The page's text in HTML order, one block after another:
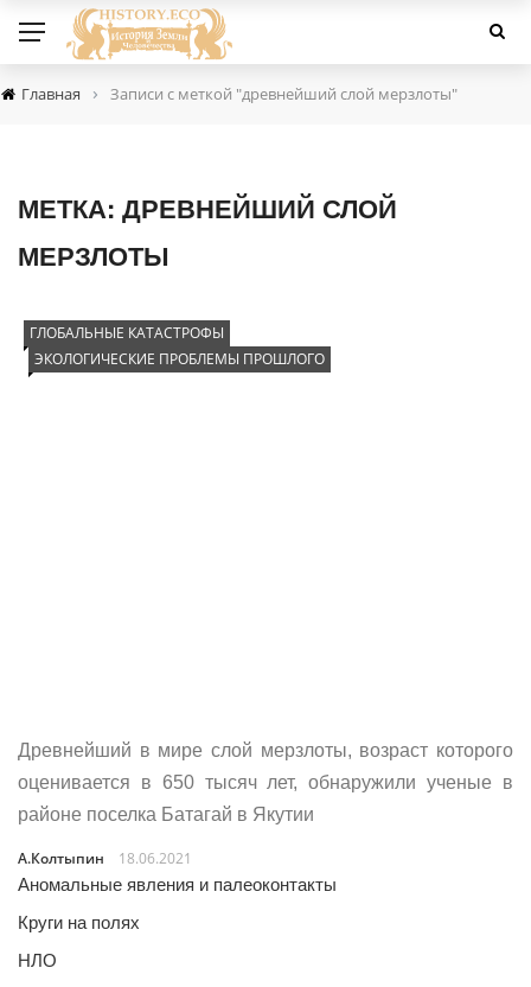
Главная › Записи с меткой "древнейший слой мерзлоты"
МЕТКА: ДРЕВНЕЙШИЙ СЛОЙ
МЕРЗЛОТЫ
ГЛОБАЛЬНЫЕ КАТАСТРОФЫ
ЭКОЛОГИЧЕСКИЕ ПРОБЛЕМЫ ПРОШЛОГО
Древнейший в мире слой мерзлоты, возраст которого
оценивается в 650 тысяч лет, обнаружили ученые в
районе поселка Батагай в Якутии
А.Колтыпин
18.06.2021
Аномальные явления и палеоконтакты
Круги на полях
НЛО